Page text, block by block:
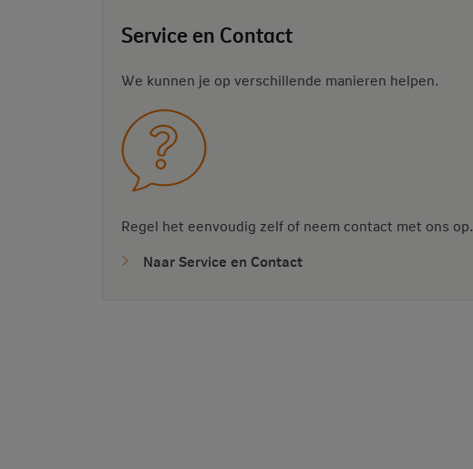
Service en Contact
We kunnen je op verschillende manieren helpen.
Regel het eenvoudig zelf of neem contact met ons op.
Naar Service en Contact